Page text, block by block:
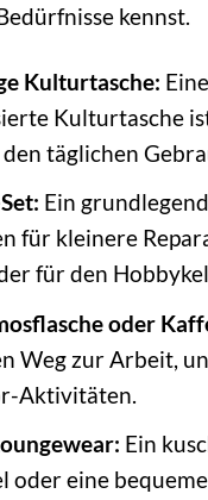
kennst.
Kulturtasche:
Kulturtasche
täglichen
Ein
für kleinere
für den
oder
Weg zur Arbeit,
Aktivitäten.
Ein
oder eine